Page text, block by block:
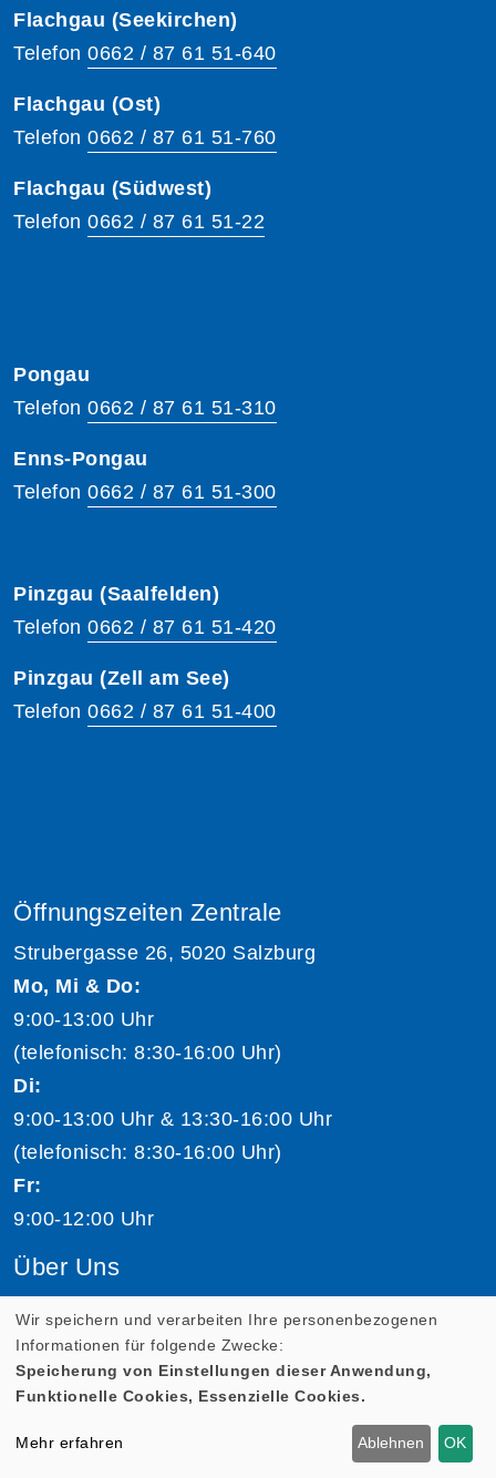
Flachgau (Seekirchen)
Telefon 0662 / 87 61 51-640
Flachgau (Ost)
Telefon 0662 / 87 61 51-760
Flachgau (Südwest)
Telefon 0662 / 87 61 51-22
Pongau
Telefon 0662 / 87 61 51-310
Enns-Pongau
Telefon 0662 / 87 61 51-300
Pinzgau (Saalfelden)
Telefon 0662 / 87 61 51-420
Pinzgau (Zell am See)
Telefon 0662 / 87 61 51-400
Öffnungszeiten Zentrale
Strubergasse 26, 5020 Salzburg
Mo, Mi & Do:
9:00-13:00 Uhr
(telefonisch: 8:30-16:00 Uhr)
Di:
9:00-13:00 Uhr & 13:30-16:00 Uhr
(telefonisch: 8:30-16:00 Uhr)
Fr:
9:00-12:00 Uhr
Über Uns
Team Volkshochschule Salzburg
Jobs
Kursleiter:in werden
Wir speichern und verarbeiten Ihre personenbezogenen
Informationen für folgende Zwecke:
Speicherung von Einstellungen dieser Anwendung,
Funktionelle Cookies, Essenzielle Cookies.
Mehr erfahren Ablehnen OK